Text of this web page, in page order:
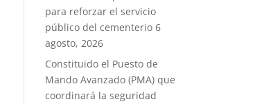
para reforzar el servicio
público del cementerio 6
agosto, 2026
Constituido el Puesto de
Mando Avanzado (PMA) que
coordinará la seguridad